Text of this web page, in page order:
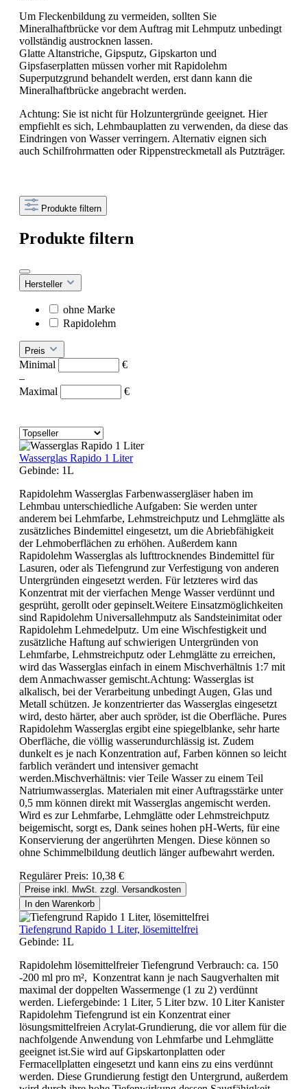
Um Fleckenbildung zu vermeiden, sollten Sie
Mineralhaftbrücke vor dem Auftrag mit Lehmputz unbedingt
vollständig austrocknen lassen.
Glatte Altanstriche, Gipsputz, Gipskarton und
Gipsfaserplatten müssen vorher mit Rapidolehm
Superputzgrund behandelt werden, erst dann kann die
Mineralhaftbrücke angebracht werden.
Achtung: Sie ist nicht für Holzuntergründe geeignet. Hier
empfiehlt es sich, Lehmbauplatten zu verwenden, da diese das
Eindringen von Wasser verringern. Alternativ eignen sich
auch Schilfrohrmatten oder Rippenstreckmetall als Putzträger.
Produkte filtern
Produkte filtern
Hersteller
ohne Marke
Rapidolehm
Preis
Minimal
€
–
Maximal
€
Wasserglas Rapido 1 Liter
Gebinde: 1L
Rapidolehm Wasserglas Farbenwassergläser haben im
Lehmbau unterschiedliche Aufgaben: Sie werden unter
anderem bei Lehmfarbe, Lehmstreichputz und Lehmglätte als
zusätzliches Bindemittel eingesetzt, um die Abriebfähigkeit
der Lehmoberflächen zu erhöhen. Außerdem kann
Rapidolehm Wasserglas als lufttrocknendes Bindemittel für
Lasuren, oder als Tiefengrund zur Verfestigung von anderen
Untergründen eingesetzt werden. Für letzteres wird das
Konzentrat mit der vierfachen Menge Wasser verdünnt und
gesprüht, gerollt oder gepinselt.Weitere Einsatzmöglichkeiten
sind Rapidolehm Universallehmputz als Sandsteinimitat oder
Rapidolehm Lehmedelputz. Um eine Wischfestigkeit und
zusätzliche Haftung auf schwierigen Untergründen von
Lehmfarbe, Lehmstreichputz oder Lehmglätte zu erreichen,
wird das Wasserglas einfach in einem Mischverhältnis 1:7 mit
dem Anmachwasser gemischt.Achtung: Wasserglas ist
alkalisch, bei der Verarbeitung unbedingt Augen, Glas und
Metall schützen. Je konzentrierter das Wasserglas eingesetzt
wird, desto härter, aber auch spröder, ist die Oberfläche. Pures
Rapidolehm Wasserglas ergibt eine spiegelblanke, sehr harte
Oberfläche, die völlig wasserundurchlässig ist. Zudem
dunkelt es je nach Konzentration auf, Farben können so leicht
farblich verändert und intensiver gemacht
werden.Mischverhältnis: vier Teile Wasser zu einem Teil
Natriumwasserglas. Materialen mit einer Auftragsstärke unter
0,5 mm können direkt mit Wasserglas angemischt werden.
Wird es zur Lehmfarbe, Lehmglätte oder Lehmstreichputz
beigemischt, sorgt es, Dank seines hohen pH-Werts, für eine
Konservierung der angerührten Mengen. Diese können so
ohne Schimmelbildung deutlich länger aufbewahrt werden.
Regulärer Preis: 10,38 €
Preise inkl. MwSt. zzgl. Versandkosten
In den Warenkorb
Tiefengrund Rapido 1 Liter, lösemittelfrei
Gebinde: 1L
Rapidolehm lösemittelfreier Tiefengrund Verbrauch: ca. 150
-200 ml pro m², Konzentrat kann je nach Saugverhalten mit
maximal der doppelten Wassermenge (1 zu 2) verdünnt
werden. Liefergebinde: 1 Liter, 5 Liter bzw. 10 Liter Kanister
Rapidolehm Tiefengrund ist ein Konzentrat einer
lösungsmittelfreien Acrylat-Grundierung, die vor allem für die
nachfolgende Anwendung von Lehmfarbe und Lehmglätte
geeignet ist.Sie wird auf Gipskartonplatten oder
Fermacellplatten eingesetzt und kann eins zu eins verdünnt
werden. Diese Grundierung festigt den Untergrund, außerdem